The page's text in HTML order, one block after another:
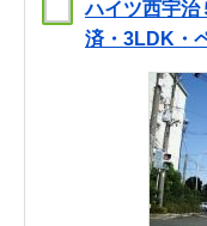
ハイツ西宇治
済・3LDK・